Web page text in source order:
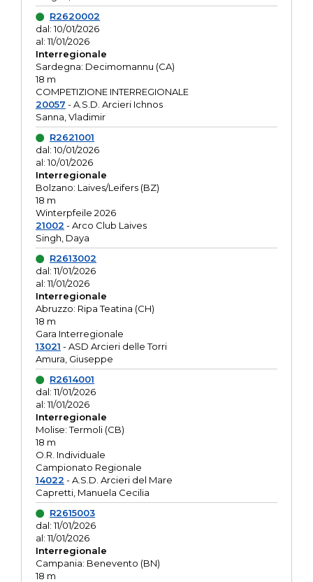
R2620002
dal: 10/01/2026
al: 11/01/2026
Interregionale
Sardegna: Decimomannu (CA)
18 m
COMPETIZIONE INTERREGIONALE
20057 - A.S.D. Arcieri Ichnos
Sanna, Vladimir
R2621001
dal: 10/01/2026
al: 10/01/2026
Interregionale
Bolzano: Laives/Leifers (BZ)
18 m
Winterpfeile 2026
21002 - Arco Club Laives
Singh, Daya
R2613002
dal: 11/01/2026
al: 11/01/2026
Interregionale
Abruzzo: Ripa Teatina (CH)
18 m
Gara Interregionale
13021 - ASD Arcieri delle Torri
Amura, Giuseppe
R2614001
dal: 11/01/2026
al: 11/01/2026
Interregionale
Molise: Termoli (CB)
18 m
O.R. Individuale
Campionato Regionale
14022 - A.S.D. Arcieri del Mare
Capretti, Manuela Cecilia
R2615003
dal: 11/01/2026
al: 11/01/2026
Interregionale
Campania: Benevento (BN)
18 m